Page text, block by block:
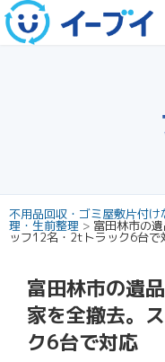
不用品回収・ゴミ屋敷片付け
理・生前整理 > 富田林市の
ッフ12名・2tトラック6台で
富田林市の遺
家を全撤去。
ク6台で対応